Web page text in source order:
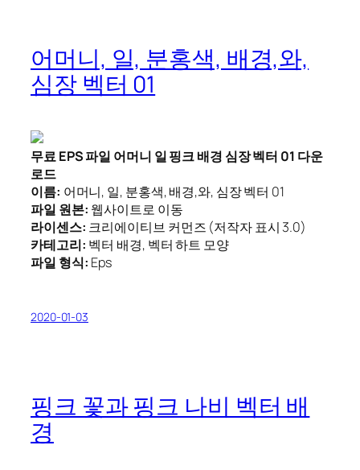
어머니, 일, 분홍색, 배경,와,
심장 벡터 01
무료 EPS 파일 어머니 일 핑크 배경 심장 벡터 01 다운
로드
이름: 어머니, 일, 분홍색, 배경,와, 심장 벡터 01
파일 원본: 웹사이트로 이동
라이센스: 크리에이티브 커먼즈 (저작자 표시 3.0)
카테고리: 벡터 배경, 벡터 하트 모양
파일 형식: Eps
2020-01-03
핑크 꽃과 핑크 나비 벡터 배
경